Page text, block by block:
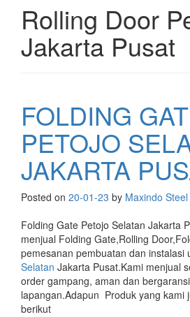
Rolling Door
Jakarta Pusat
FOLDING
PETOJO
JAKARTA
Posted on 20-01-23 by Maxindo Steel
Folding Gate Petojo Selatan Jakarta
menjual Folding Gate,Rolling
pemesanan pembuatan dan instalasi
Selatan Jakarta Pusat.Kami menjual
order gampang, aman dan
lapangan.Adapun Produk yang kami
berikut